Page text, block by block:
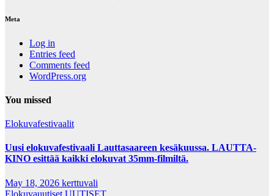
Meta
Log in
Entries feed
Comments feed
WordPress.org
You missed
Elokuvafestivaalit
Uusi elokuvafestivaali Lauttasaareen kesäkuussa. LAUTTA-
KINO esittää kaikki elokuvat 35mm-filmiltä.
May 18, 2026 kerttuvali
Elokuvauutiset UUTISET